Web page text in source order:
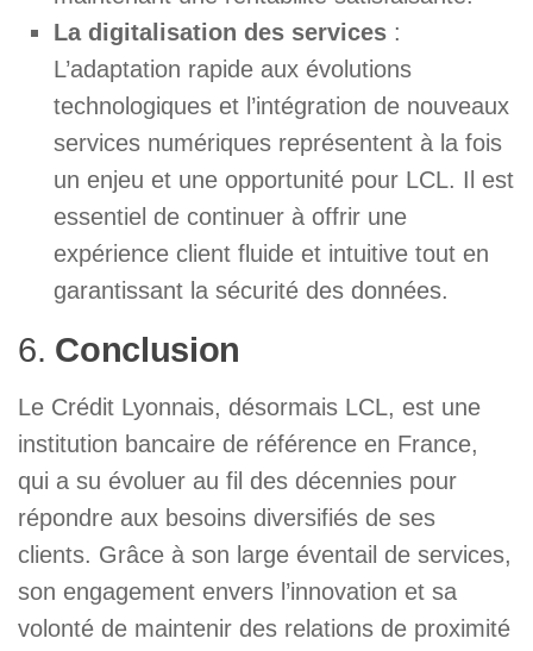
La digitalisation des services :
L’adaptation rapide aux évolutions
technologiques et l’intégration de nouveaux
services numériques représentent à la fois
un enjeu et une opportunité pour LCL. Il est
essentiel de continuer à offrir une
expérience client fluide et intuitive tout en
garantissant la sécurité des données.
6. Conclusion
Le Crédit Lyonnais, désormais LCL, est une
institution bancaire de référence en France,
qui a su évoluer au fil des décennies pour
répondre aux besoins diversifiés de ses
clients. Grâce à son large éventail de services,
son engagement envers l’innovation et sa
volonté de maintenir des relations de proximité